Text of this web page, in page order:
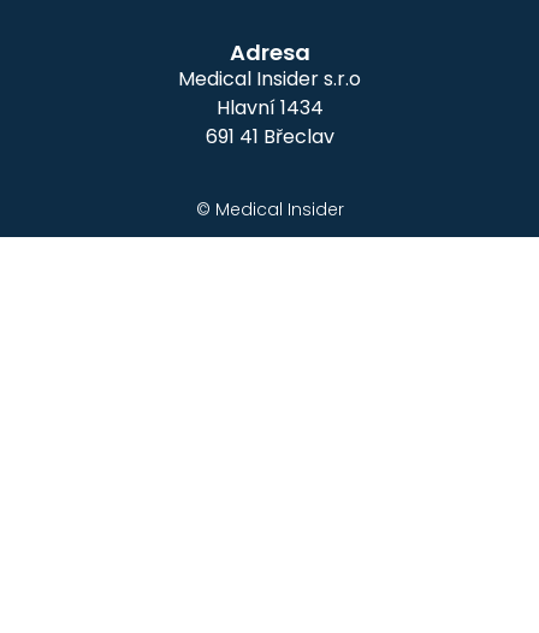
Adresa
Medical Insider s.r.o
Hlavní 1434
691 41 Břeclav
© Medical Insider